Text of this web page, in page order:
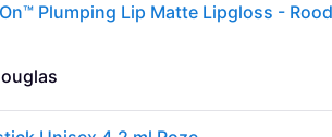
Plumping Lip Matte Lipgloss - Rood